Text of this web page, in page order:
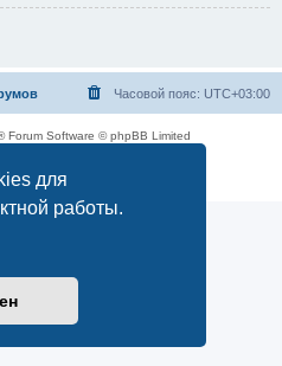
для
работы.
Часовой пояс: UTC+03:00
Forum Software © phpBB Limited
|Правила